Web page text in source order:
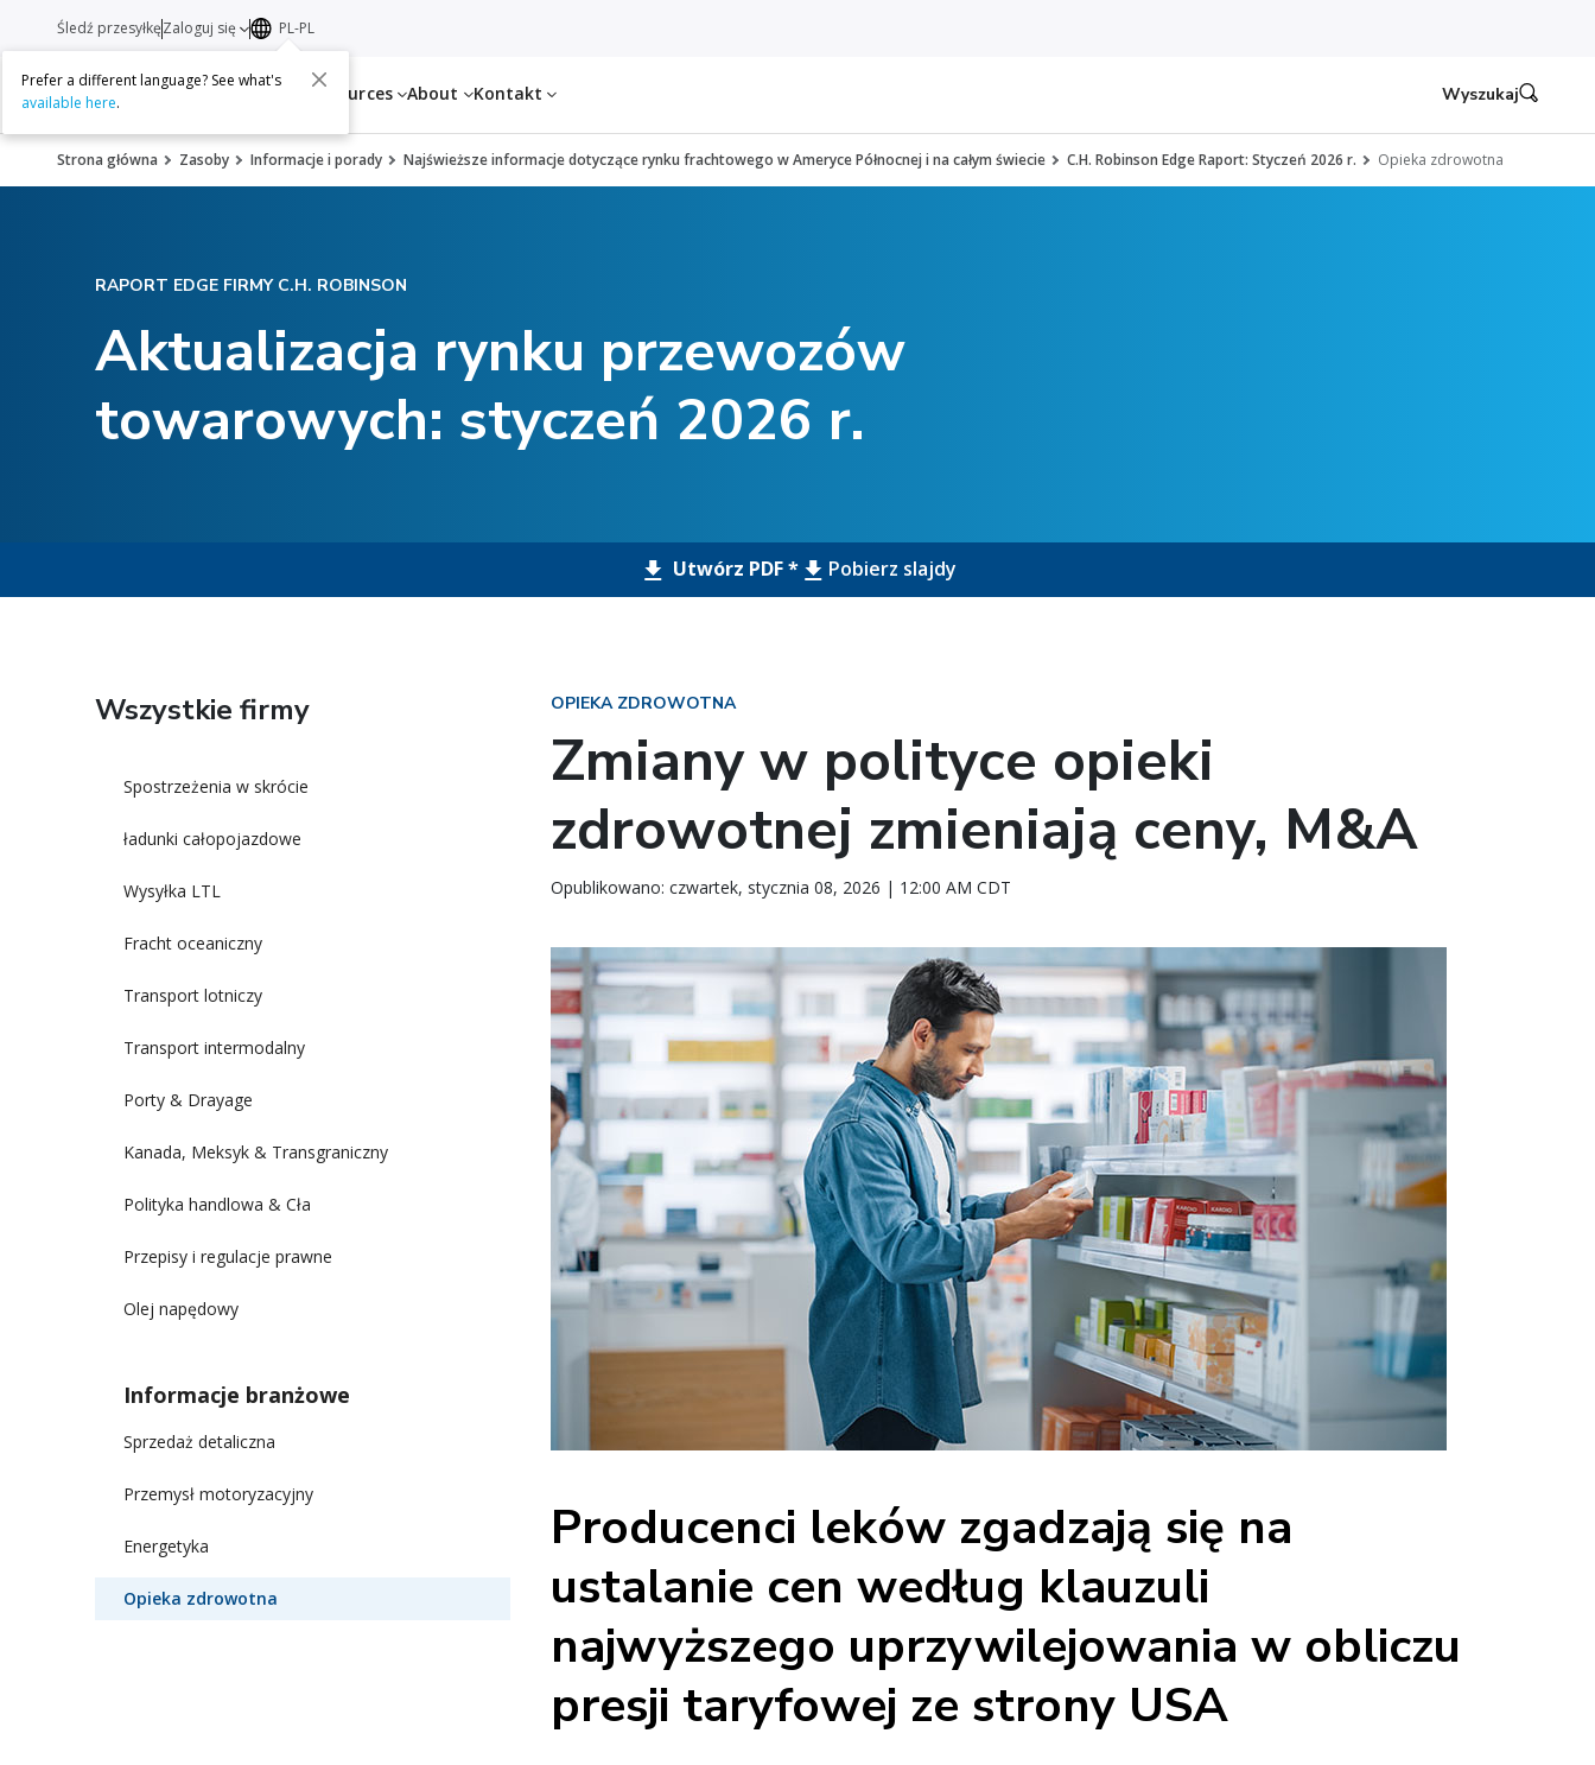
Services Resources About Kontakt
Śledź przesyłkęZaloguj się PL-PL
Prefer a different language? See what's
available here. Wyszukaj
Strona główna Zasoby Informacje i porady Najświeższe informacje dotyczące rynku frachtowego w Ameryce Północnej i na całym świecie C.H. Robinson Edge Raport: Styczeń 2026 r. Opieka zdrowotna
RAPORT EDGE FIRMY C.H. ROBINSON
Aktualizacja rynku przewozów
towarowych: styczeń 2026 r.
Utwórz PDF * Pobierz slajdy
Wszystkie firmy
Spostrzeżenia w skrócie
ładunki całopojazdowe
Wysyłka LTL
Fracht oceaniczny
Transport lotniczy
Transport intermodalny
Porty & Drayage
Kanada, Meksyk & Transgraniczny
Polityka handlowa & Cła
Przepisy i regulacje prawne
Olej napędowy
Informacje branżowe
Sprzedaż detaliczna
Przemysł motoryzacyjny
Energetyka
Opieka zdrowotna
OPIEKA ZDROWOTNA
Zmiany w polityce opieki
zdrowotnej zmieniają ceny, M&A
Opublikowano: czwartek, stycznia 08, 2026 | 12:00 AM CDT
Producenci leków zgadzają się na
ustalanie cen według klauzuli
najwyższego uprzywilejowania w obliczu
presji taryfowej ze strony USA